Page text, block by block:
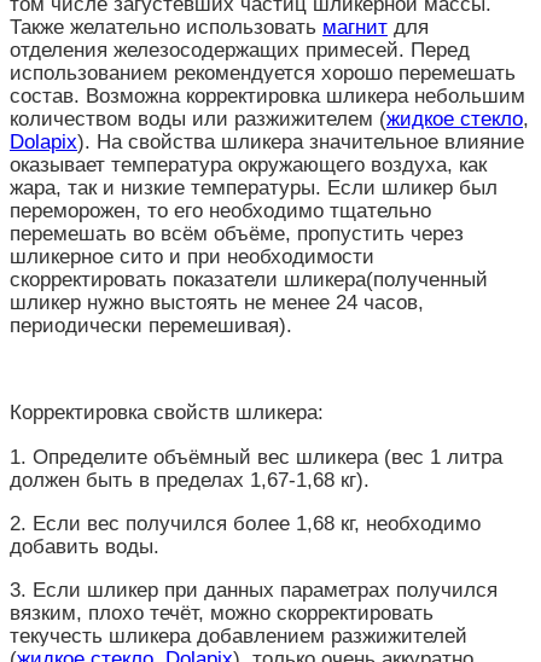
Также желательно использовать магнит для
отделения железосодержащих примесей. Перед
использованием рекомендуется хорошо перемешать
состав. Возможна корректировка шликера небольшим
количеством воды или разжижителем (жидкое стекло,
Dolapix). На свойства шликера значительное влияние
оказывает температура окружающего воздуха, как
жара, так и низкие температуры. Если шликер был
переморожен, то его необходимо тщательно
перемешать во всём объёме, пропустить через
шликерное сито и при необходимости
скорректировать показатели шликера(полученный
шликер нужно выстоять не менее 24 часов,
периодически перемешивая).
Корректировка свойств шликера:
1. Определите объёмный вес шликера (вес 1 литра
должен быть в пределах 1,67-1,68 кг).
2. Если вес получился более 1,68 кг, необходимо
добавить воды.
3. Если шликер при данных параметрах получился
вязким, плохо течёт, можно скорректировать
текучесть шликера добавлением разжижителей